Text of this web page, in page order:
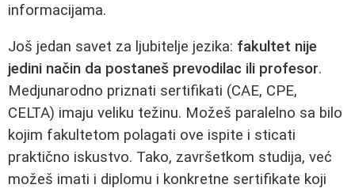
informacijama.
Još jedan savet za ljubitelje jezika: fakultet nije
jedini način da postaneš prevodilac ili profesor.
Medjunarodno priznati sertifikati (CAE, CPE,
CELTA) imaju veliku težinu. Možeš paralelno sa bilo
kojim fakultetom polagati ove ispite i sticati
praktično iskustvo. Tako, završetkom studija, već
možeš imati i diplomu i konkretne sertifikate koji